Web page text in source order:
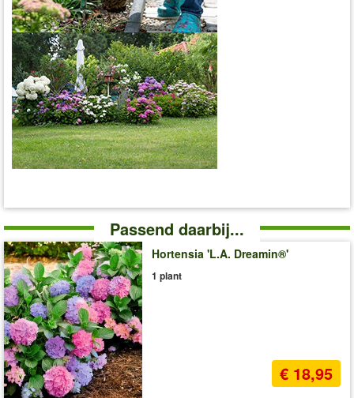
Passend daarbij...
Hortensia 'L.A. Dreamin®'
1 plant
€ 18,95